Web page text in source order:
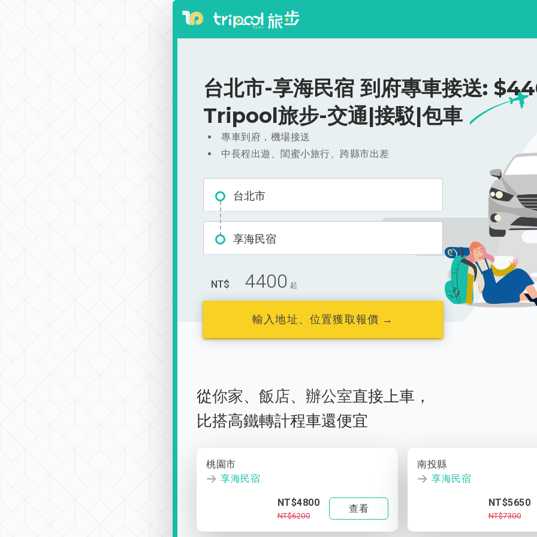
台北市-享海民宿 到府專車接送:
Tripool旅步-交通|接駁|包車
專車到府，機場接送
中長程出遊、閨蜜小旅行、跨縣市出差
台北市
享海民宿
NT$ 4400 起
輸入地址、位置獲取報價 →
從你家、 飯店、 辦公室直接上車，
比搭高鐵轉計程車還便宜
桃園市
享海民宿
NT$4800
NT$6200
查看
南投縣
享海民宿
NT$5650
NT$7300